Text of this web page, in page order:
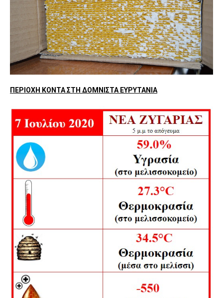
ΠΕΡΙΟΧΗ ΚΟΝΤΑ ΣΤΗ ΔΟΜΝΙΣΤΑ ΕΥΡΥΤΑΝΙΑ